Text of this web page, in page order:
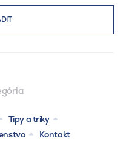
Tipy a triky
Kontakt